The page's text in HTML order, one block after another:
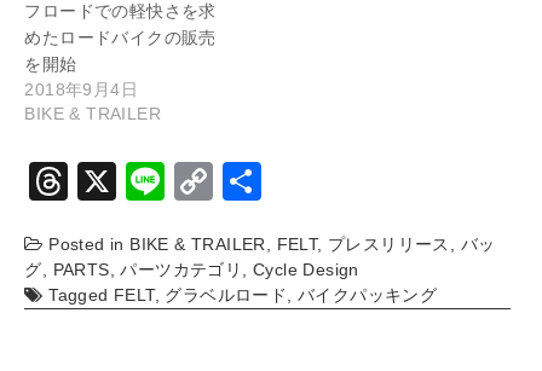
フロードでの軽快さを求
めたロードバイクの販売
を開始
2018年9月4日
BIKE & TRAILER
T
e
a
X
Li
e
C
p
y
Posted in BIKE & TRAILER FELT, プレスリリース
バッ
グ
PARTS ,パーツカテゴリ ,Cycle Design
Tagged FELT, グラベルロード ,バイクパッキング